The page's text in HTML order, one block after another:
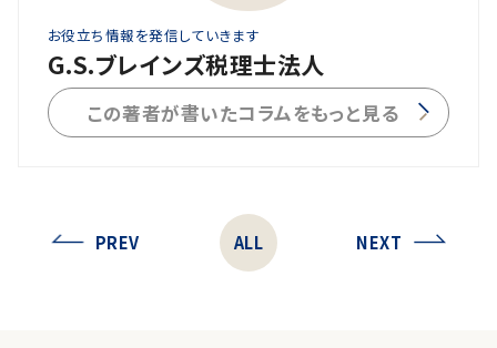
お役立ち情報を発信していきます
G.S.ブレインズ税理士法人
この著者が書いたコラムをもっと見る
PREV ALL NEXT